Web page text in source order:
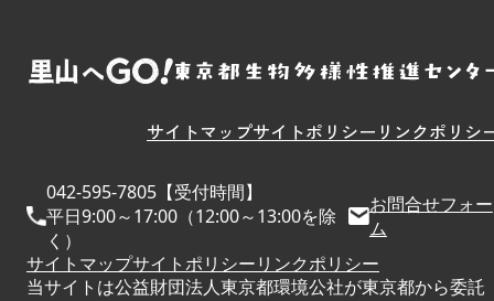
サイトマップサイトポリシー リンクポリシ
042-595-7805【受付時間】
平日9:00～17:00（12:00～13:00を除
く）
お問合せフォー
ム
サイトマップサイトポリシーリンクポリシー
当サイトは公益財団法人東京都環境公社が東京都から委託